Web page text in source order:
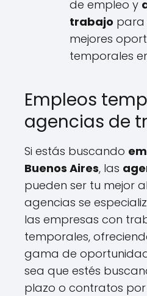
de empleo y
trabajo para
mejores
temporales
Empleos
agencias de
Si estás buscando
Buenos Aires, las
pueden ser tu mejor
agencias se
las empresas con
temporales,
gama de
sea que estés
plazo o contratos